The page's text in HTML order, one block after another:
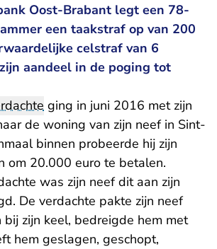
Oost-Brabant legt een 78-
een taakstraf op van 200
celstraf van 6
aandeel in de poging tot
ging in juni 2016 met zijn
de woning van zijn neef in Sint-
binnen probeerde hij zijn
om 20.000 euro te betalen.
was zijn neef dit aan zijn
De verdachte pakte zijn neef
bij zijn keel, bedreigde hem met
hem geslagen, geschopt,